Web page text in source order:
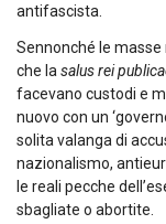
antifascista.
Sennonché le
che lasalus rei
facevano custodi e
nuovo con un
solita valanga di
nazionalismo,
le reali pecche
sbagliate o abortite.